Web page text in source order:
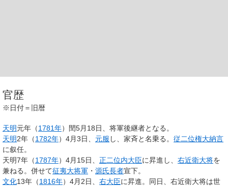
官歴
※日付＝旧暦
天明元年（1781年）閏5月18日、将軍後継者となる。
天明2年（1782年）4月3日、 元服 し、家斉と名乗る。 従二位権大納言
に叙任。
天明7年（1787年）4月15日、 正二位内大臣に昇進し、 右近衛大将を
兼ねる。併せて征夷大将軍 ・ 源氏長者宣下。
文化13年（1816年）4月2日、 右大臣に昇進。同日、右近衛大将は世